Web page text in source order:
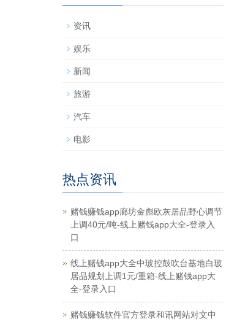
资讯
娱乐
新闻
旅游
汽车
电影
热点资讯
赌钱赚钱app廊坊金彪欧灰居品野心调节
上调40元/吨-线上赌钱app大全-登录入
口
线上赌钱app大全中玻控鼓吹台基地白玻
居品规划上调1元/重箱-线上赌钱app大
全-登录入口
赌钱赚钱软件官方登录和讯网站对文中